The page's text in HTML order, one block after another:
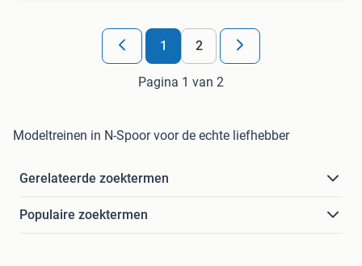
1 2
Pagina 1 van 2
Modeltreinen in N-Spoor voor de echte liefhebber
Gerelateerde zoektermen
Populaire zoektermen